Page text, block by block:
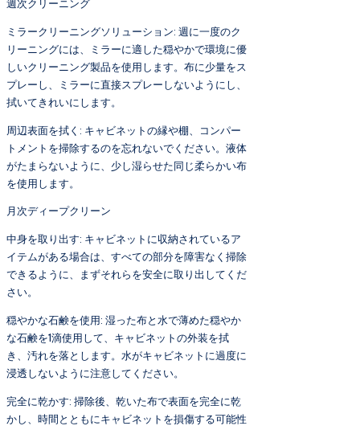
週次クリーニング
ミラークリーニングソリューション: 週に一度のク
リーニングには、ミラーに適した穏やかで環境に優
しいクリーニング製品を使用します。布に少量をス
プレーし、ミラーに直接スプレーしないようにし、
拭いてきれいにします。
周辺表面を拭く: キャビネットの縁や棚、コンパー
トメントを掃除するのを忘れないでください。液体
がたまらないように、少し湿らせた同じ柔らかい布
を使用します。
月次ディープクリーン
中身を取り出す: キャビネットに収納されているア
イテムがある場合は、すべての部分を障害なく掃除
できるように、まずそれらを安全に取り出してくだ
さい。
穏やかな石鹸を使用: 湿った布と水で薄めた穏やか
な石鹸を1滴使用して、キャビネットの外装を拭
き、汚れを落とします。水がキャビネットに過度に
浸透しないように注意してください。
完全に乾かす: 掃除後、乾いた布で表面を完全に乾
かし、時間とともにキャビネットを損傷する可能性